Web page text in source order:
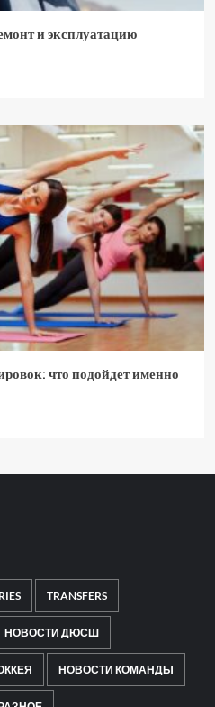
и эксплуатацию
что подойдет именно
TRANSFERS
НОВОСТИ ДЮСШ
НОВОСТИ КОМАНДЫ